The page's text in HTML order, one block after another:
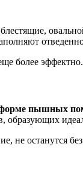
более эффектно.
пышных
образующих
не останутся